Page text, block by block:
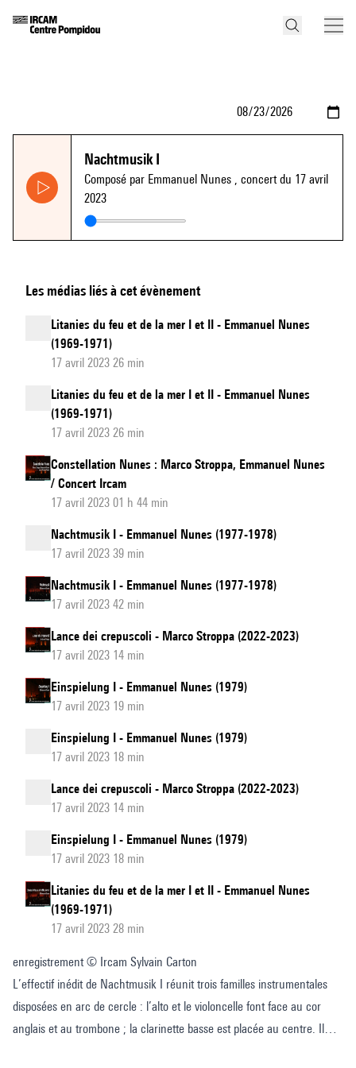
Nachtmusik I
Composé par Emmanuel Nunes , concert du 17 avril
2023
Les médias liés à cet évènement
Litanies du feu et de la mer I et II - Emmanuel Nunes
(1969-1971)
17 avril 2023 26 min
Litanies du feu et de la mer I et II - Emmanuel Nunes
(1969-1971)
17 avril 2023 26 min
Constellation Nunes : Marco Stroppa, Emmanuel Nunes
/ Concert Ircam
17 avril 2023 01 h 44 min
Nachtmusik I - Emmanuel Nunes (1977-1978)
17 avril 2023 39 min
Nachtmusik I - Emmanuel Nunes (1977-1978)
17 avril 2023 42 min
Lance dei crepuscoli - Marco Stroppa (2022-2023)
17 avril 2023 14 min
Einspielung I - Emmanuel Nunes (1979)
17 avril 2023 19 min
Einspielung I - Emmanuel Nunes (1979)
17 avril 2023 18 min
Lance dei crepuscoli - Marco Stroppa (2022-2023)
17 avril 2023 14 min
Einspielung I - Emmanuel Nunes (1979)
17 avril 2023 18 min
Litanies du feu et de la mer I et II - Emmanuel Nunes
(1969-1971)
17 avril 2023 28 min
enregistrement © Ircam Sylvain Carton
L’effectif inédit de Nachtmusik I réunit trois familles instrumentales
disposées en arc de cercle : l’alto et le violoncelle font face au cor
anglais et au trombone ; la clarinette basse est placée au centre. Il